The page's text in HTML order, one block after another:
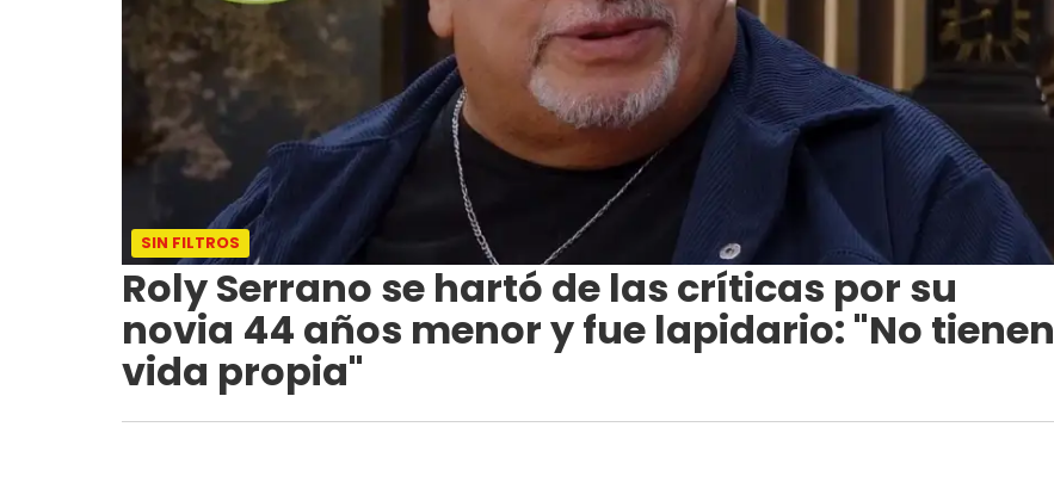
SIN FILTROS
Roly Serrano se hartó de las críticas por su
novia 44 años menor y fue lapidario: "No tienen
vida propia"